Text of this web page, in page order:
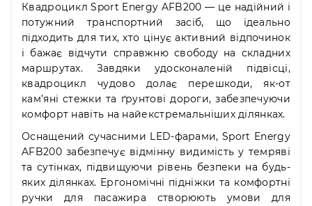
10:00
-
19:00
Нд
-
вихідний
Квадроцикл Sport Energy AFB200 — це надійний і
потужний транспортний засіб, що ідеально
підходить для тих, хто цінує активний відпочинок
і бажає відчути справжню свободу на складних
маршрутах. Завдяки удосконаленій підвісці,
квадроцикл чудово долає перешкоди, як-от
кам’яні стежки та ґрунтові дороги, забезпечуючи
комфорт навіть на найекстремальніших ділянках.
Оснащений сучасними LED-фарами, Sport Energy
AFB200 забезпечує відмінну видимість у темряві
та сутінках, підвищуючи рівень безпеки на будь-
яких ділянках. Ергономічні підніжки та комфортні
ручки для пасажира створюють умови для